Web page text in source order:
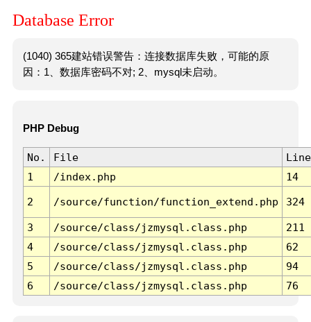
Database Error
(1040) 365建站错误警告：连接数据库失败，可能的原
因：1、数据库密码不对; 2、mysql未启动。
PHP Debug
No. File
Line
1
/index.php 14
2 /source/function/function_extend.php 324
3 /source/class/jzmysql.class.php
211
4
/source/class/jzmysql.class.php
62
5
/source/class/jzmysql.class.php
94
6
/source/class/jzmysql.class.php 76